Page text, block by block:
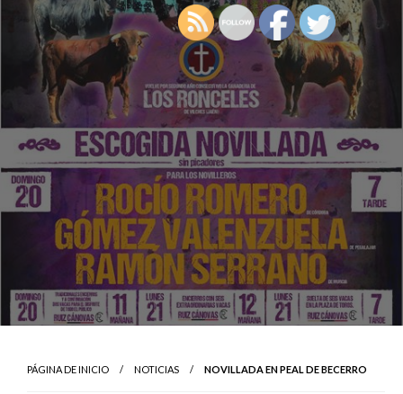
PÁGINA DE INICIO NOTICIAS NOVILLADA EN PEAL DE BECERRO